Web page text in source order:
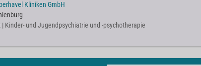
Kliniken GmbH
Kinder- und Jugendpsychiatrie und -psychotherapie